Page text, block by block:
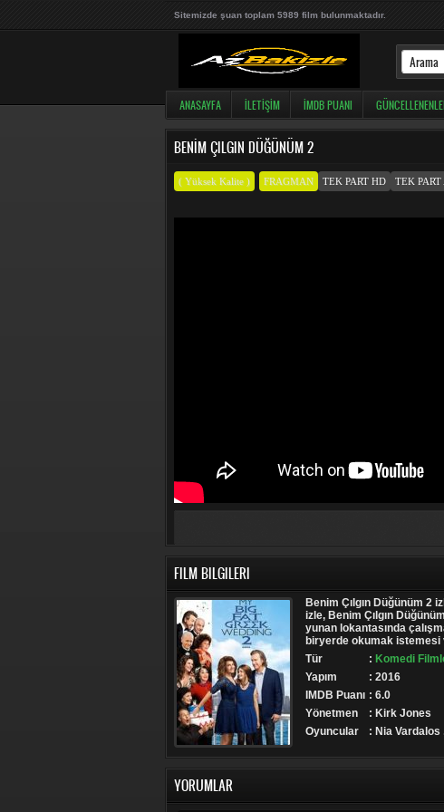
Sitemizde şuan toplam 5989 film bulunmaktadır.
ANASAYFA İLETIŞIM İMDB PUANI
BENIM ÇILGIN DÜĞÜNÜM 2
( Yüksek Kalite ) FRAGMAN TEK PART HD TEK PART
FILM BILGILERI
Benim Çılgın Düğünüm 2
izle, Benim Çılgın
yunan lokantasında
biryerde okumak istemesi
Tür
: Komedi
Yapım
: 2016
IMDB Puanı : 6.0
Yönetmen
: Kirk Jones
Oyuncular
: Nia
YORUMLAR